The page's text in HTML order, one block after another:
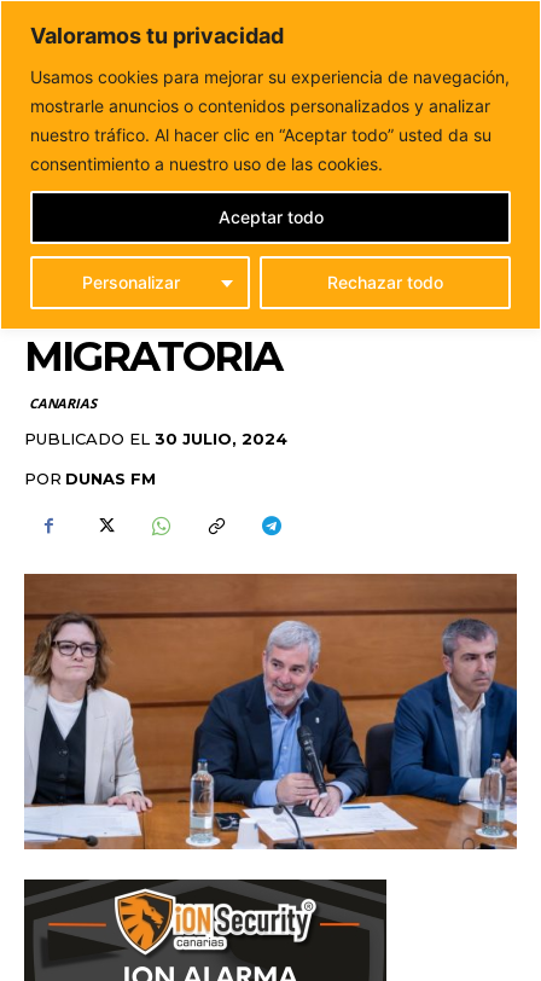
Valoramos tu privacidad
Usamos cookies para mejorar su experiencia de navegación,
mostrarle anuncios o contenidos personalizados y analizar
nuestro tráfico. Al hacer clic en “Aceptar todo” usted da su
consentimiento a nuestro uso de las cookies.
Personalizar Rechazar todo
Aceptar todo
DUNAS FM
Tu informacion de forma cercana
Inicio CANARIAS
Canarias crea un comité de crisis para
abordar situaciones de máxima urgencia...
CANARIAS CREA UN
COMITÉ DE CRISIS PARA
ABORDAR SITUACIONES
DE MÁXIMA URGENCIA
MIGRATORIA
CANARIAS
PUBLICADO EL 30 JULIO, 2024
POR DUNAS FM